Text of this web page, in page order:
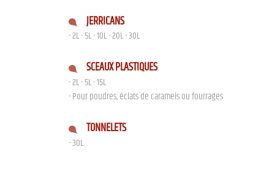
JERRICANS
- 2L - 5L - 10L - 20L - 30L
SCEAUX PLASTIQUES
- 2L - 5L - 15L
- Pour poudres, éclats de caramels ou fourrages
TONNELETS
- 30L